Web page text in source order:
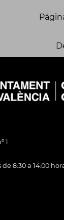
1
8:30 a 14:00